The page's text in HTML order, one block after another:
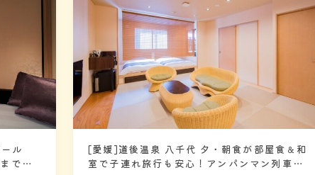
ル
で車
[愛媛]道後温泉 八千代 夕・朝食が部屋食＆和
室で子連れ旅行も安心！アンパンマン列車で